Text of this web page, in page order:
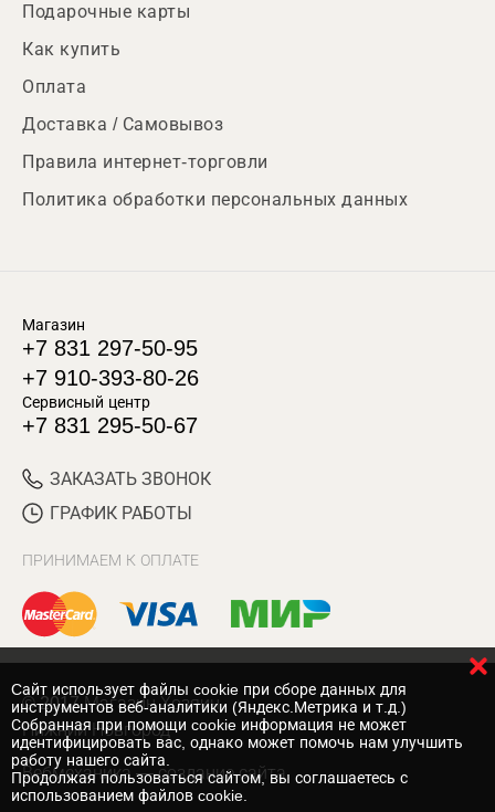
Подарочные карты
Как купить
Оплата
Доставка / Самовывоз
Правила интернет-торговли
Политика обработки персональных данных
Магазин
+7 831 297-50-95
+7 910-393-80-26
Сервисный центр
+7 831 295-50-67
ЗАКАЗАТЬ ЗВОНОК
ГРАФИК РАБОТЫ
ПРИНИМАЕМ К ОПЛАТЕ
© 2017 Магазин Хозяин
Нижний Новгород
Вебмеханика — создание сайта
Cайт использует файлы cookie при сборе данных для
инструментов веб-аналитики (Яндекс.Метрика и т.д.)
Собранная при помощи cookie информация не может
идентифицировать вас, однако может помочь нам улучшить
работу нашего сайта.
Продолжая пользоваться сайтом, вы соглашаетесь с
использованием файлов cookie.